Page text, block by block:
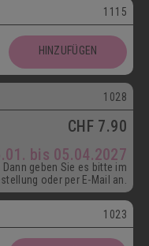
1115
HINZUFÜGEN
ab 15.01.
1028
CHF 7.90
bis 05.04.2027
geben Sie es bitte im
oder per E-Mail an.
1023